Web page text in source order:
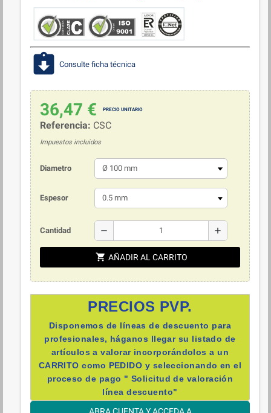
assignment_returned Consulte ficha técnica
36,47 €
Referencia: CSC
Impuestos incluidos
Diametro
Espesor
Cantidad remove add
shopping_cart AÑADIR AL CARRITO
PRECIOS PVP.
Disponemos de líneas de descuento para
profesionales, háganos llegar su listado de
artículos a valorar incorporándolos a un
CARRITO como PEDIDO y seleccionando en el
proceso de pago " Solicitud de valoración
línea descuento"
ABRA CUENTA Y ACCEDA A